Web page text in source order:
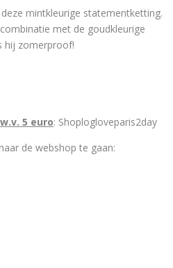
mintkleurige statementketting.
met de goudkleurige
hij zomerproof!
5 euro: Shoplogloveparis2day
de webshop te gaan: